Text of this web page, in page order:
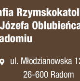
ul. Młodzianowska
26-600 Radom